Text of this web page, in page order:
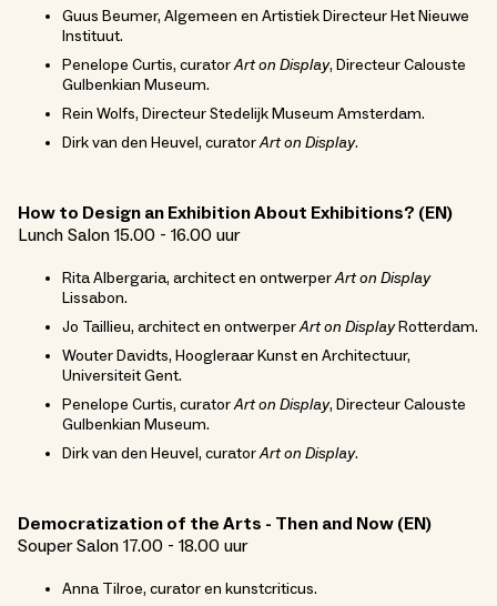
Guus Beumer, Algemeen en Artistiek Directeur Het Nieuwe
Instituut.
Penelope Curtis, curatorArt on Display, Directeur Calouste
Gulbenkian Museum.
Rein Wolfs, Directeur Stedelijk Museum Amsterdam.
Dirk van den Heuvel, curatorArt on Display.
How to Design an Exhibition About Exhibitions? (EN)
Lunch Salon 15.00 - 16.00 uur
Rita Albergaria, architect en ontwerperArt on Display
Lissabon.
Jo Taillieu, architect en ontwerperArt on DisplayRotterdam.
Wouter Davidts, Hoogleraar Kunst en Architectuur,
Universiteit Gent.
Penelope Curtis, curatorArt on Display, Directeur Calouste
Gulbenkian Museum.
Dirk van den Heuvel, curatorArt on Display.
Democratization of the Arts - Then and Now (EN)
Souper Salon 17.00 - 18.00 uur
Anna Tilroe, curator en kunstcriticus.